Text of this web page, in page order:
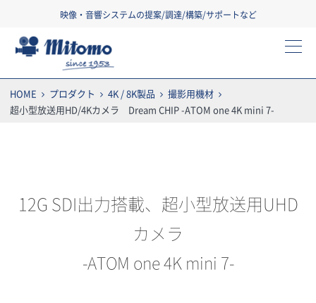
映像・音響システムの提案/調達/構築/サポートなど
HOME プロダクト 4K / 8K製品
撮影用機材
超小型放送用HD/4Kカメラ Dream CHIP -ATOM one 4K mini 7-
12G SDI出力搭載、超小型放送用UHD
カメラ
-ATOM one 4K mini 7-